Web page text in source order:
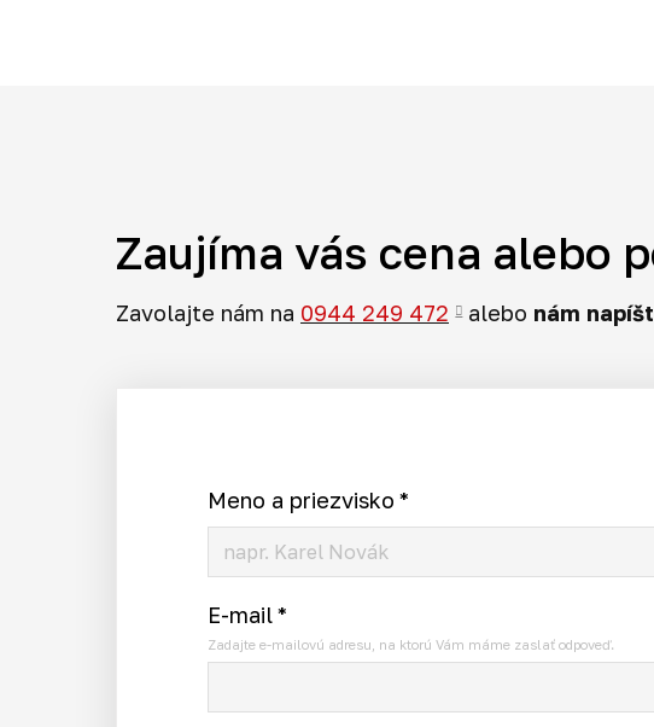
Zaujíma vás cena alebo
Zavolajte nám na 0944 249 472 alebo nám
Meno a priezvisko *
E-mail*
Zadajte e-mailovú adresu, na ktorú Vám máme zaslať odpoveď.